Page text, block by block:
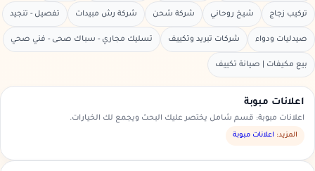
تركيب زجاج شيخ روحاني شركة شحن شركة رش مبيدات تفصيل - تنجيد
صيدليات ودواء شركات تبريد وتكييف تسليك مجاري - سباك صحى - فني صحي
بيع مكيفات | صيانة تكييف
اعلانات مبوبة
اعلانات مبوبة: قسم شامل يختصر عليك البحث ويجمع لك الخيارات.
المزيد: اعلانات مبوبة